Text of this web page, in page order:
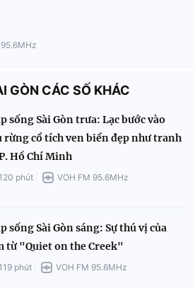
GÒN CÁC SỐ KHÁC
sống Sài Gòn trưa: Lạc bước vào
rừng cổ tích ven biển đẹp như tranh
Hồ Chí Minh
120 phút VOH FM 95.6MHz
sống Sài Gòn sáng: Sự thú vị của
từ "Quiet on the Creek"
119 phút VOH FM 95.6MHz